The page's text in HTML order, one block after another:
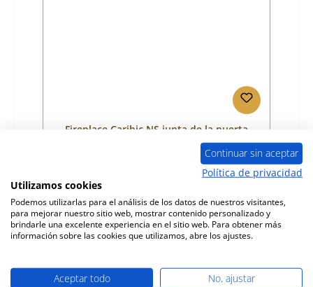
Fireplace Caribic NS junta de la puerta
01024090
Precio normal:
62,79 €
Disponible, plazo de entrega: 4-6 días
Continuar sin aceptar
Política de privacidad
Utilizamos cookies
Podemos utilizarlas para el análisis de los datos de nuestros visitantes,
para mejorar nuestro sitio web, mostrar contenido personalizado y
brindarle una excelente experiencia en el sitio web. Para obtener más
información sobre las cookies que utilizamos, abre los ajustes.
Aceptar todo No, ajustar